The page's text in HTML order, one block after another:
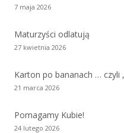
7 maja 2026
Maturzyści odlatują
27 kwietnia 2026
Karton po bananach … czyli
21 marca 2026
Pomagamy Kubie!
24 lutego 2026